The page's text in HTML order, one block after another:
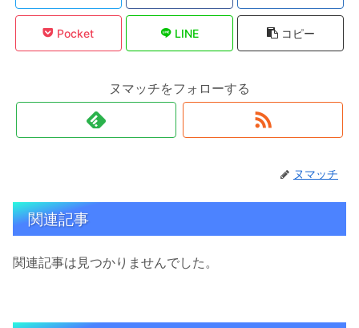
Pocket LINE コピー
ヌマッチをフォローする
ヌマッチ
関連記事
関連記事は見つかりませんでした。